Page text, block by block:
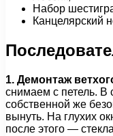
Набор
Канцелярский
1. Демонтаж
снимаем с петель. В
собственной же
вынуть. На глухих
после этого —